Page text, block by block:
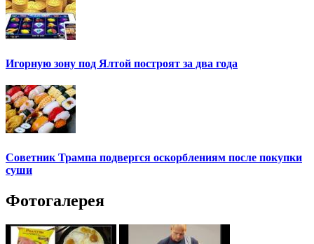
Игорную зону под Ялтой построят за два года
Советник Трампа подвергся оскорблениям после покупки
суши
Фотогалерея